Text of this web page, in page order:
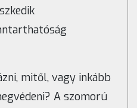
mitől, vagy inkább
A szomorú